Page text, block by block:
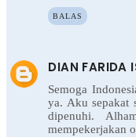
BALAS
DIAN FARIDA
Semoga
ya. Aku sepakat
dipenuhi.
mempekerjakan